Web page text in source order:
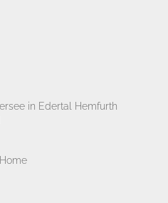
in Edertal Hemfurth